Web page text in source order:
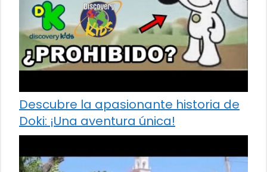
Descubre la apasionante historia de
Doki: ¡Una aventura única!